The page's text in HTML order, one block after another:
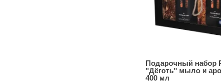
Подарочный набор
"Дёготь" мыло и
400 мл